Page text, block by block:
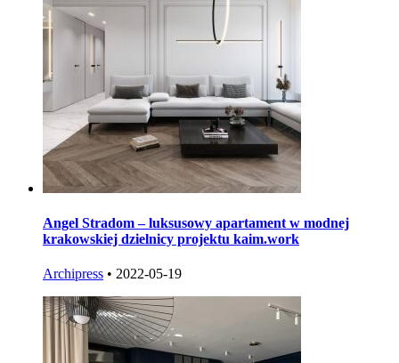
Angel Stradom – luksusowy apartament w modnej
krakowskiej dzielnicy projektu kaim.work
Archipress • 2022-05-19